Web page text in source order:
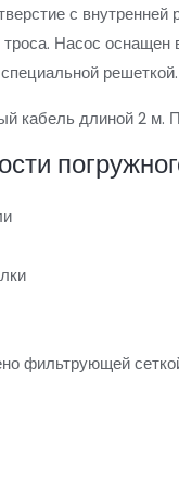
с
Насос
решеткой.
кабель длиной 2 м.
фильтрующей